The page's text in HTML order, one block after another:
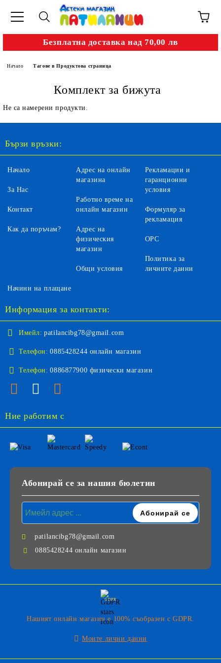
Безплатна доставка над 70,00 лв
Начало Тагове в Продуктова страница
Комплект за бижута
Не са намерени продукти.
Бързи връзки:
Начало
За Нас
Контакт
Как да поръчам?
Адрес на онлайн
магазина
Работно време на
онлайн магазин
Адрес на
физическия
магазин
Общи условия
Рекламации и
гаранционни
условия
Формуляр за
рекламация
ОРС
Политика за
личните данни
Начини на плащане
Информация за контакти:
Имейл: patilancibg78@gmail.com
Телефон: 0885428244 онлайн магазин
Телефон: 0886877900 физически магазин
Ние работим с
Абонирай се за нашия бюлетин
patilancibg78@gmail.com
0885428244 онлайн магазин
GDPR
Нашият онлайн магазин е 100% съобразен с GDPR.
Моите лични данни